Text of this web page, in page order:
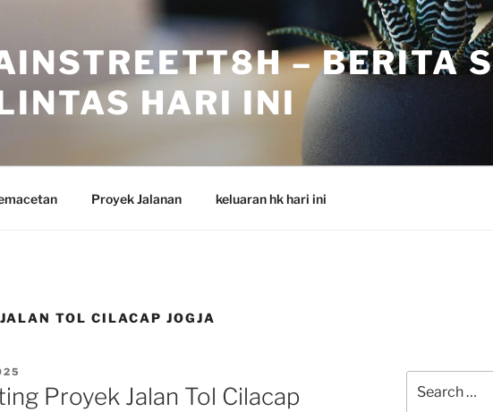
– BERITA
HARI INI
Proyek Jalanan keluaran hk hari ini
TOL CILACAP JOGJA
Proyek Jalan Tol Cilacap
for: